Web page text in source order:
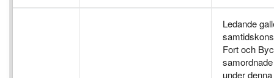
Ledande
Fort och
under denna